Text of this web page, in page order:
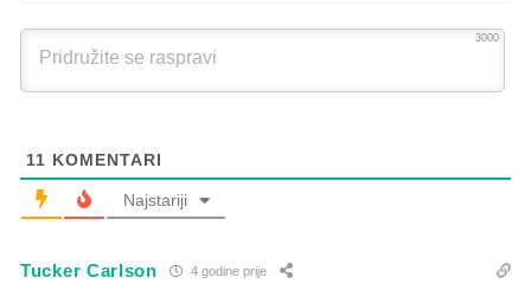
3000
11 KOMENTARI
Najstariji
Tucker Carlson 4 godine prije